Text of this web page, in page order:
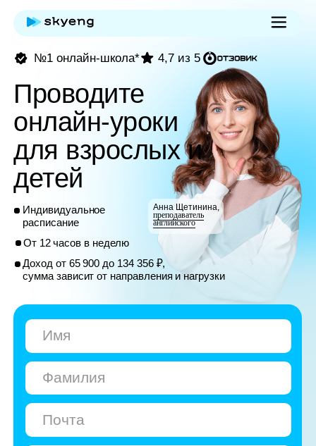
Индивидуальное
расписание
От 12 часов в неделю
Доход от 65 900 до 134 356 ₽,
сумма зависит от направления и нагрузки
4,7 из 5
Проводите
онлайн-уроки
для взрослых и
детей
Анна Щетинина,
преподаватель